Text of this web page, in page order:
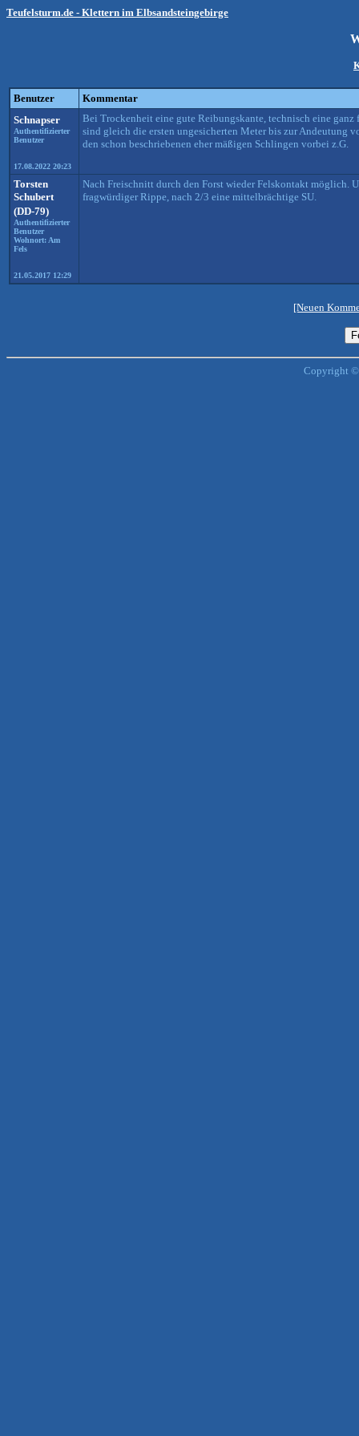
Teufelsturm.de - Klettern im Elbsandsteingebirge
Benutzer
Kommentar
Schnapser
Authentifizierter
Benutzer
17.08.2022 20:23
Bei Trockenheit eine gute Reibungskante, technisch eine
sind gleich die ersten ungesicherten Meter bis zur Andeutung
den schon beschriebenen eher mäßigen Schlingen vorbei z.G.
Torsten
Schubert
(DD-79)
Authentifizierter
Benutzer
Wohnort: Am
Fels
21.05.2017 12:29
Nach Freischnitt durch den Forst wieder Felskontakt möglich.
fragwürdiger Rippe, nach 2/3 eine mittelbrächtige SU.
[Neuen
Copyright ©